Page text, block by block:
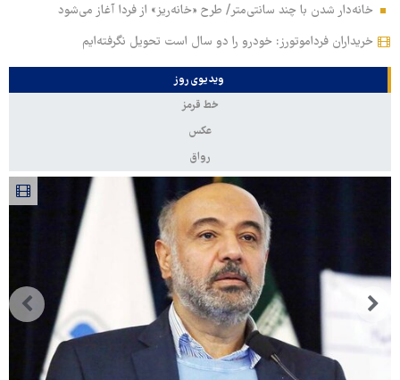
خانه‌دار شدن با چند سانتی‌متر/ طرح «خانه‌ریز» از فردا آغاز می‌شود
خریداران فرداموتورز: خودرو را دو سال است تحویل نگرفته‌ایم
ویدیوی روز
خط قرمز
عکس
رواق